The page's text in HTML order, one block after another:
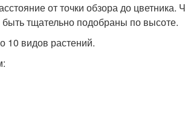
от точки обзора до
тщательно подобраны по высоте.
10 видов растений.